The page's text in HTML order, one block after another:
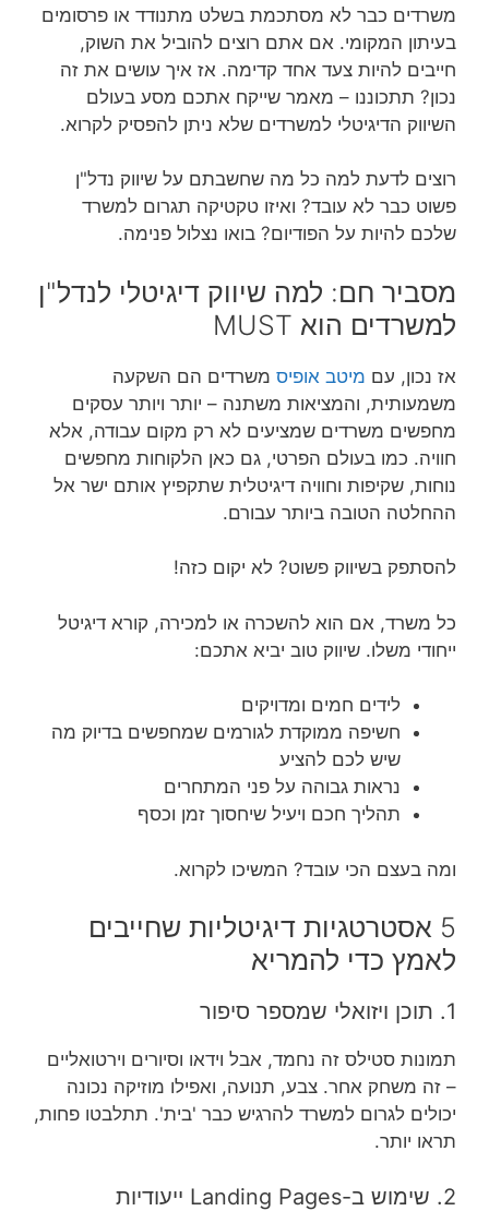
משרדים כבר לא מסתכמת בשלט מתנודד או פרסומים
בעיתון המקומי. אם אתם רוצים להוביל את השוק,
חייבים להיות צעד אחד קדימה. אז איך עושים את זה
נכון? תתכוננו – מאמר שייקח אתכם מסע בעולם
השיווק הדיגיטלי למשרדים שלא ניתן להפסיק לקרוא.
רוצים לדעת למה כל מה שחשבתם על שיווק נדל"ן
פשוט כבר לא עובד? ואיזו טקטיקה תגרום למשרד
שלכם להיות על הפודיום? בואו נצלול פנימה.
מסביר חם: למה שיווק דיגיטלי לנדל"ן
למשרדים הוא MUST
אז נכון, עם מיטב אופיס משרדים הם השקעה
משמעותית, והמציאות משתנה – יותר ויותר עסקים
מחפשים משרדים שמציעים לא רק מקום עבודה, אלא
חוויה. כמו בעולם הפרטי, גם כאן הלקוחות מחפשים
נוחות, שקיפות וחוויה דיגיטלית שתקפיץ אותם ישר אל
ההחלטה הטובה ביותר עבורם.
להסתפק בשיווק פשוט? לא יקום כזה!
כל משרד, אם הוא להשכרה או למכירה, קורא דיגיטל
ייחודי משלו. שיווק טוב יביא אתכם:
לידים חמים ומדויקים
חשיפה ממוקדת לגורמים שמחפשים בדיוק מה
שיש לכם להציע
נראות גבוהה על פני המתחרים
תהליך חכם ויעיל שיחסוך זמן וכסף
ומה בעצם הכי עובד? המשיכו לקרוא.
5 אסטרטגיות דיגיטליות שחייבים
לאמץ כדי להמריא
1. תוכן ויזואלי שמספר סיפור
תמונות סטילס זה נחמד, אבל וידאו וסיורים וירטואליים
– זה משחק אחר. צבע, תנועה, ואפילו מוזיקה נכונה
יכולים לגרום למשרד להרגיש כבר 'בית'. תתלבטו פחות,
תראו יותר.
2. שימוש ב-Landing Pages ייעודיות